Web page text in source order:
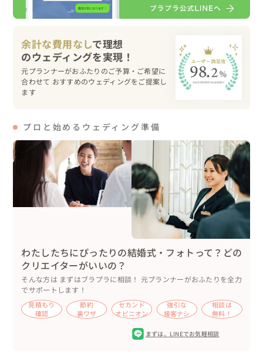
ともに今日の為に同じ温度感で過ごした日々
そしてご結婚式が終わりではなく
これからまた
この夫婦と私たちは
お付き合いが始まる
Concept Thema
『 grateful 』
余計な費用なしで理想
元プランナーがおふたりのご予算・ご希望に
合わせて おすすめのウェディングをご提案し
ます
プロと始めるウェディング準備
わたしたちにぴったりの結婚式・フォトって？どの
クリエイターがいいの？
そんな方は まずはブラプラに相談！ 元プランナーがおふたりを全力
でサポートします！
見積もり
確認
節約
裏ワザ
セカンド
オピニオン
強引な
接客ナシ
相談は
無料！
まずは、 LINEでお気軽相談